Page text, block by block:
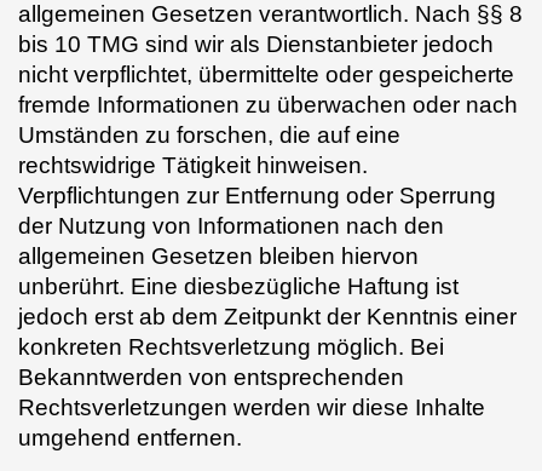
allgemeinen Gesetzen verantwortlich. Nach §§ 8
bis 10 TMG sind wir als Dienstanbieter jedoch
nicht verpflichtet, übermittelte oder gespeicherte
fremde Informationen zu überwachen oder nach
Umständen zu forschen, die auf eine
rechtswidrige Tätigkeit hinweisen.
Verpflichtungen zur Entfernung oder Sperrung
der Nutzung von Informationen nach den
allgemeinen Gesetzen bleiben hiervon
unberührt. Eine diesbezügliche Haftung ist
jedoch erst ab dem Zeitpunkt der Kenntnis einer
konkreten Rechtsverletzung möglich. Bei
Bekanntwerden von entsprechenden
Rechtsverletzungen werden wir diese Inhalte
umgehend entfernen.